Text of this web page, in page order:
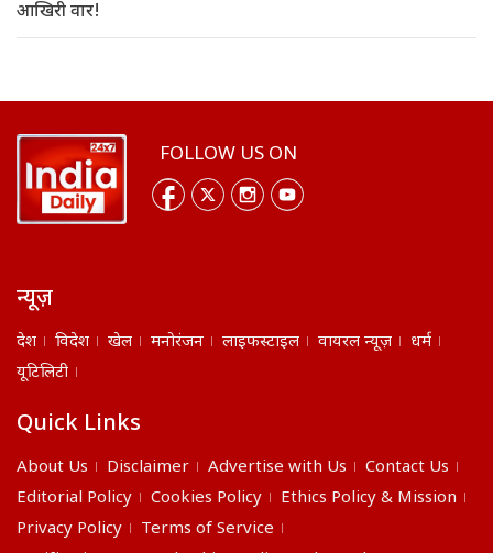
आखिरी वार!
FOLLOW US ON
न्यूज़
देश विदेश खेल मनोरंजन लाइफस्टाइल वायरल न्यूज़
धर्म
यूटिलिटी
Quick Links
About Us Disclaimer Advertise with Us
Contact Us
Editorial Policy
Cookies Policy
Ethics Policy & Mission
Privacy Policy
Terms of Service